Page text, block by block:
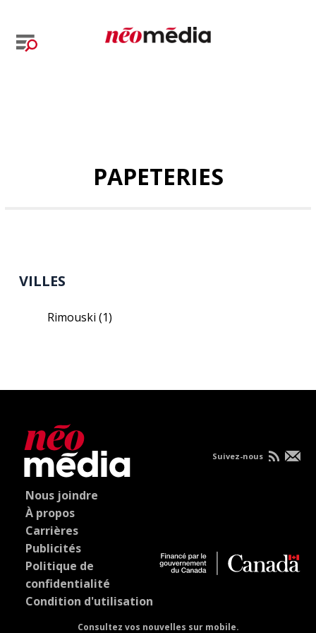
PAPETERIES
VILLES
Rimouski(1)
Nous joindre
À propos
Carrières
Publicités
Politique de
confidentialité
Condition d'utilisation
Consultez vos nouvelles sur mobile.
Suivez-nous